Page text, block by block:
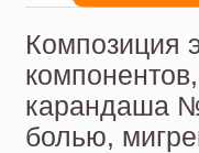
Композиция
карандаша
болью,